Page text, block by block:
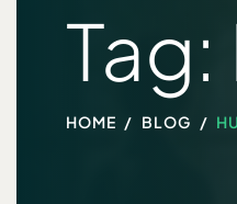
HOME BLOG